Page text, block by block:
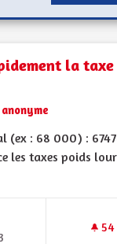
la
(ex : 68 000) :
les taxes poids
de la catégorie :
54